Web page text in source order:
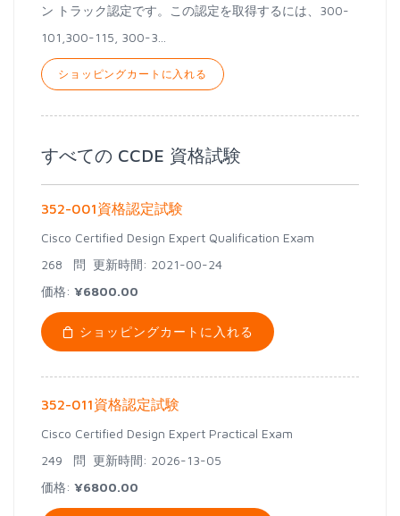
ン トラック認定です。この認定を取得するには、300-
101,300-115, 300-3...
ショッピングカートに入れる
すべての CCDE 資格試験
352-001資格認定試験
Cisco Certified Design Expert Qualification Exam
268 問 更新時間: 2021-00-24
価格: ¥6800.00
ショッピングカートに入れる
352-011資格認定試験
Cisco Certified Design Expert Practical Exam
249 問 更新時間: 2026-13-05
価格: ¥6800.00